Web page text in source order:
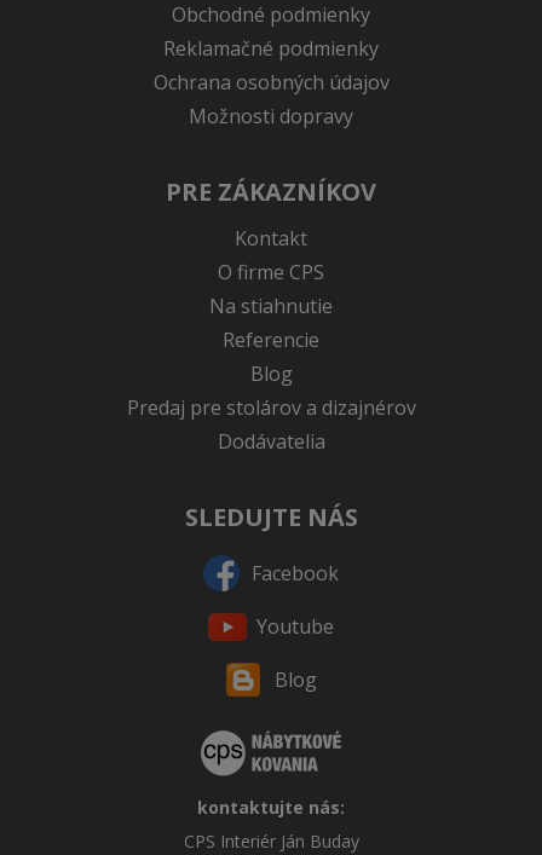
Obchodné podmienky
Reklamačné podmienky
Ochrana osobných údajov
Možnosti dopravy
PRE ZÁKAZNÍKOV
Kontakt
O firme CPS
Na stiahnutie
Referencie
Blog
Predaj pre stolárov a dizajnérov
Dodávatelia
SLEDUJTE NÁS
Facebook
Youtube
Blog
kontaktujte nás:
CPS Interiér Ján Buday